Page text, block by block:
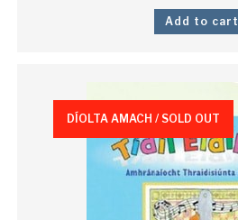
Add to cart
DÍOLTA AMACH / SOLD OUT